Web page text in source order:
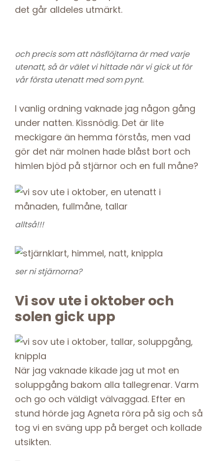
det går alldeles utmärkt.
och precis som att näsflöjtarna är med varje
utenatt, så är välet vi hittade när vi gick ut för
vår första utenatt med som pynt.
I vanlig ordning vaknade jag någon gång
under natten. Kissnödig. Det är lite
meckigare än hemma förstås, men vad
gör det när molnen hade blåst bort och
himlen bjöd på stjärnor och en full måne?
alltså!!!
ser ni stjärnorna?
Vi sov ute i oktober och
solen gick upp
När jag vaknade kikade jag ut mot en
soluppgång bakom alla tallegrenar. Varm
och go och väldigt välvaggad. Efter en
stund hörde jag Agneta röra på sig och så
tog vi en sväng upp på berget och kollade
utsikten.